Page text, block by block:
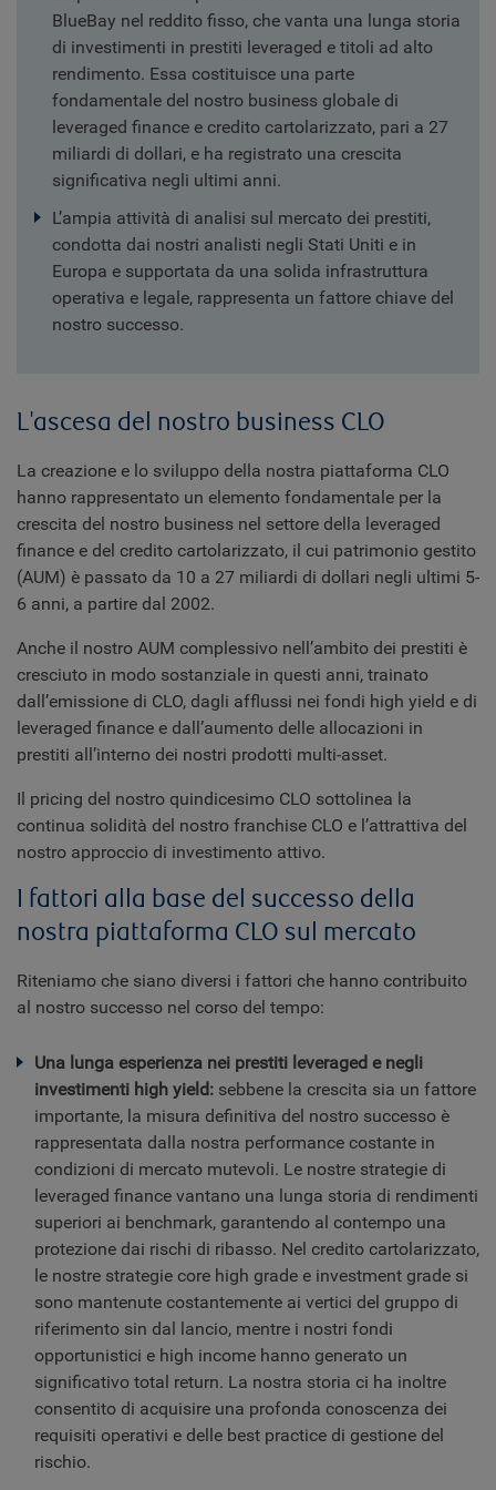
BlueBay nel reddito fisso, che vanta una lunga storia
di investimenti in prestiti leveraged e titoli ad alto
rendimento. Essa costituisce una parte
fondamentale del nostro business globale di
leveraged finance e credito cartolarizzato, pari a 27
miliardi di dollari, e ha registrato una crescita
significativa negli ultimi anni.
L’ampia attività di analisi sul mercato dei prestiti,
condotta dai nostri analisti negli Stati Uniti e in
Europa e supportata da una solida infrastruttura
operativa e legale, rappresenta un fattore chiave del
nostro successo.
L'ascesa del nostro business CLO
La creazione e lo sviluppo della nostra piattaforma CLO
hanno rappresentato un elemento fondamentale per la
crescita del nostro business nel settore della leveraged
finance e del credito cartolarizzato, il cui patrimonio gestito
(AUM) è passato da 10 a 27 miliardi di dollari negli ultimi 5-
6 anni, a partire dal 2002.
Anche il nostro AUM complessivo nell’ambito dei prestiti è
cresciuto in modo sostanziale in questi anni, trainato
dall’emissione di CLO, dagli afflussi nei fondi high yield e di
leveraged finance e dall’aumento delle allocazioni in
prestiti all’interno dei nostri prodotti multi-asset.
Il pricing del nostro quindicesimo CLO sottolinea la
continua solidità del nostro franchise CLO e l’attrattiva del
nostro approccio di investimento attivo.
I fattori alla base del successo della
nostra piattaforma CLO sul mercato
Riteniamo che siano diversi i fattori che hanno contribuito
al nostro successo nel corso del tempo:
Una lunga esperienza nei prestiti leveraged e negli
investimenti high yield: sebbene la crescita sia un fattore
importante, la misura definitiva del nostro successo è
rappresentata dalla nostra performance costante in
condizioni di mercato mutevoli. Le nostre strategie di
leveraged finance vantano una lunga storia di rendimenti
superiori ai benchmark, garantendo al contempo una
protezione dai rischi di ribasso. Nel credito cartolarizzato,
le nostre strategie core high grade e investment grade si
sono mantenute costantemente ai vertici del gruppo di
riferimento sin dal lancio, mentre i nostri fondi
opportunistici e high income hanno generato un
significativo total return. La nostra storia ci ha inoltre
consentito di acquisire una profonda conoscenza dei
requisiti operativi e delle best practice di gestione del
rischio.